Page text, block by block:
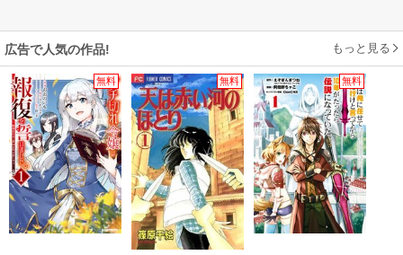
広告で人気の作品! もっと見る
無料 無料 無料